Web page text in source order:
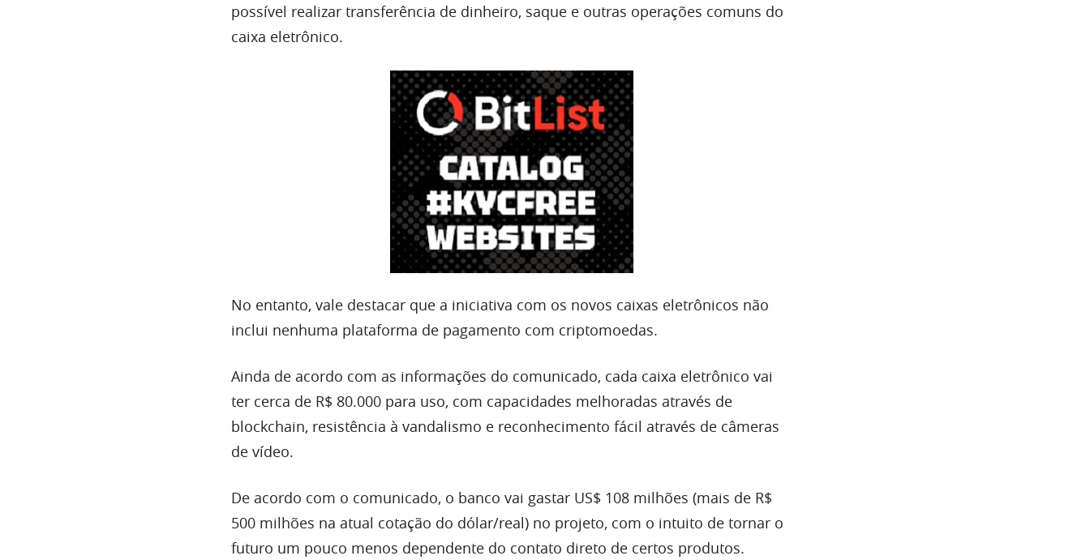
possível realizar transferência de dinheiro, saque e outras operações comuns do
caixa eletrônico.
No entanto, vale destacar que a iniciativa com os novos caixas eletrônicos não
inclui nenhuma plataforma de pagamento com criptomoedas.
Ainda de acordo com as informações do comunicado, cada caixa eletrônico vai
ter cerca de R$ 80.000 para uso, com capacidades melhoradas através de
blockchain, resistência à vandalismo e reconhecimento fácil através de câmeras
de vídeo.
De acordo com o comunicado, o banco vai gastar US$ 108 milhões (mais de R$
500 milhões na atual cotação do dólar/real) no projeto, com o intuito de tornar o
futuro um pouco menos dependente do contato direto de certos produtos.